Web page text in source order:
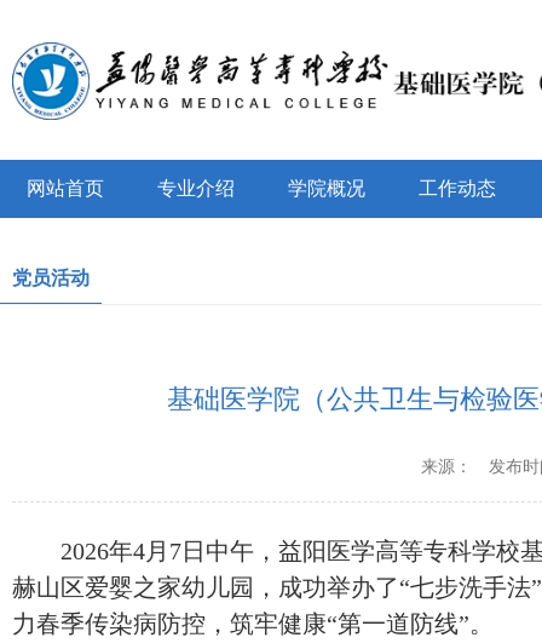
网站首页 专业介绍 学院概况 工作动态
党员活动
基础医学院（公共卫生与检验
来源： 发布
2026年4月7日中午， 益阳医学高等专科学校
赫山区爱婴之家幼儿园，成功举办了“七步洗手法”
力春季传染病防控，筑牢健康“第一道防线”。